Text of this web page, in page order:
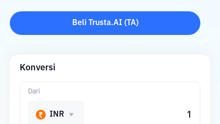
Beli Trusta.AI ( TA)
Konversi
Dari
INR